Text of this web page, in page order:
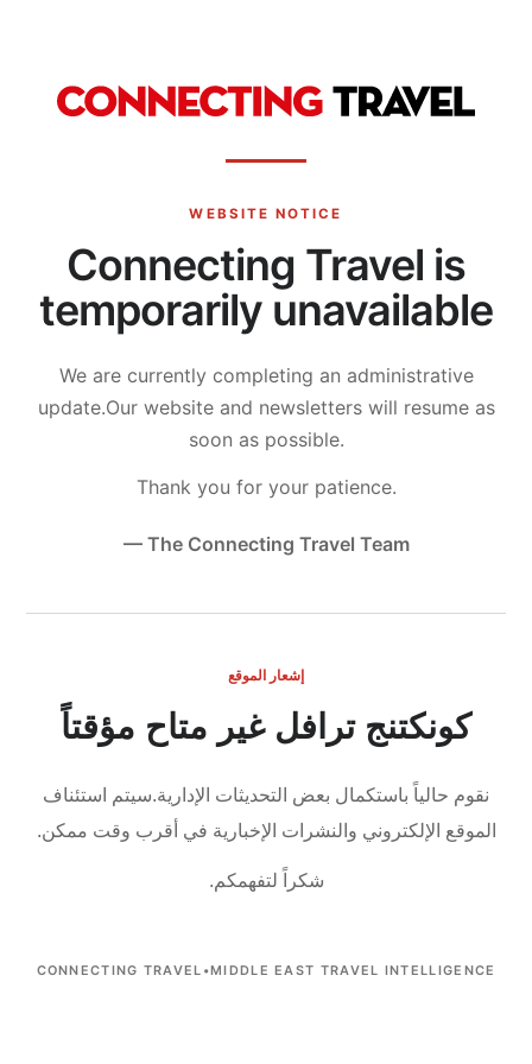
WEBSITE NOTICE
Connecting Travel is
temporarily unavailable
We are currently completing an administrative
update.Our website and newsletters will resume as
soon as possible.
Thank you for your patience.
— The Connecting Travel Team
إشعار الموقع
كونكتنج ترافل غير متاح مؤقتاً
نقوم حالياً باستكمال بعض التحديثات الإدارية.سيتم استئناف
الموقع الإلكتروني والنشرات الإخبارية في أقرب وقت ممكن.
شكراً لتفهمكم.
CONNECTING TRAVEL •MIDDLE EAST TRAVEL INTELLIGENCE